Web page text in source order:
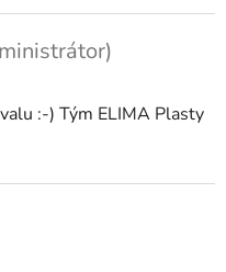
:-) Tým ELIMA Plasty